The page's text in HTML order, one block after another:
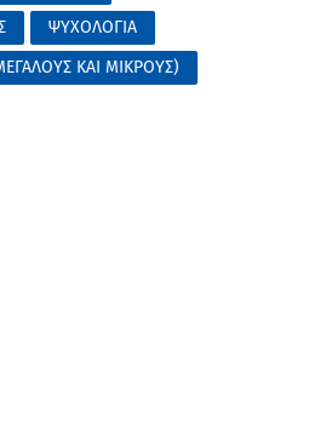
ΨΥΧΟΛΟΓΙΑ
ΚΑΙ ΜΙΚΡΟΥΣ)